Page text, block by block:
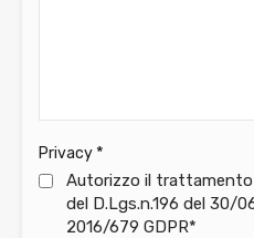
Privacy *
Autorizzo il trattamento
del D.Lgs.n.196 del 30/
2016/679 GDPR*